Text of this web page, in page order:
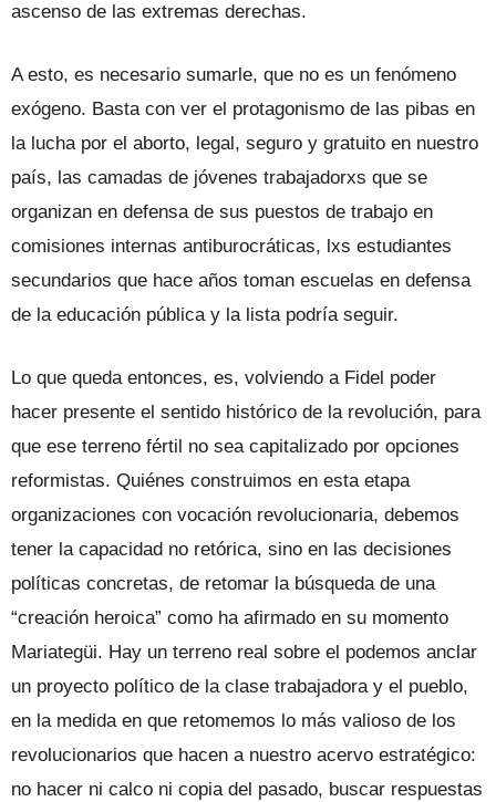
ascenso de las extremas derechas.
A esto, es necesario sumarle, que no es un fenómeno
exógeno. Basta con ver el protagonismo de las pibas en
la lucha por el aborto, legal, seguro y gratuito en nuestro
país, las camadas de jóvenes trabajadorxs que se
organizan en defensa de sus puestos de trabajo en
comisiones internas antiburocráticas, lxs estudiantes
secundarios que hace años toman escuelas en defensa
de la educación pública y la lista podría seguir.
Lo que queda entonces, es, volviendo a Fidel poder
hacer presente el sentido histórico de la revolución, para
que ese terreno fértil no sea capitalizado por opciones
reformistas. Quiénes construimos en esta etapa
organizaciones con vocación revolucionaria, debemos
tener la capacidad no retórica, sino en las decisiones
políticas concretas, de retomar la búsqueda de una
“creación heroica” como ha afirmado en su momento
Mariategüi. Hay un terreno real sobre el podemos anclar
un proyecto político de la clase trabajadora y el pueblo,
en la medida en que retomemos lo más valioso de los
revolucionarios que hacen a nuestro acervo estratégico:
no hacer ni calco ni copia del pasado, buscar respuestas